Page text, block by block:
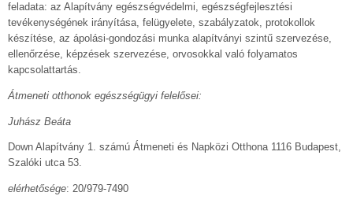
feladata: az Alapítvány egészségvédelmi, egészségfejlesztési
tevékenységének irányítása, felügyelete, szabályzatok, protokollok
készítése, az ápolási-gondozási munka alapítványi szintű szervezése,
ellenőrzése, képzések szervezése, orvosokkal való folyamatos
kapcsolattartás.
Átmeneti otthonok egészségügyi felelősei:
Juhász Beáta
Down Alapítvány 1. számú Átmeneti és Napközi Otthona 1116 Budapest,
Szalóki utca 53.
elérhetősége: 20/979-7490